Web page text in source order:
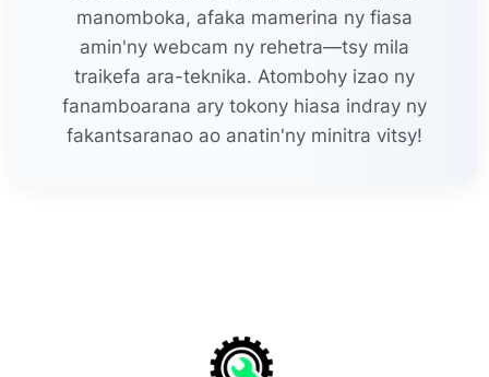
manomboka, afaka mamerina ny fiasa
amin'ny webcam ny rehetra—tsy mila
traikefa ara-teknika. Atombohy izao ny
fanamboarana ary tokony hiasa indray ny
fakantsaranao ao anatin'ny minitra vitsy!